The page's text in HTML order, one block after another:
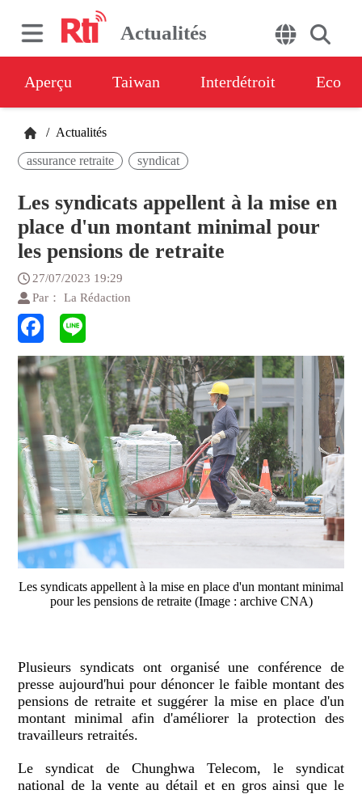
Actualités
Aperçu Taiwan Interdétroit Eco
/ Actualités
assurance retraite syndicat
Les syndicats appellent à la mise en
place d'un montant minimal pour
les pensions de retraite
27/07/2023 19:29
Par： La Rédaction
Les syndicats appellent à la mise en place d'un montant minimal
pour les pensions de retraite (Image : archive CNA)
Plusieurs syndicats ont organisé une conférence de
presse aujourd'hui pour dénoncer le faible montant des
pensions de retraite et suggérer la mise en place d'un
montant minimal afin d'améliorer la protection des
travailleurs retraités.
Le syndicat de Chunghwa Telecom, le syndicat
national de la vente au détail et en gros ainsi que le